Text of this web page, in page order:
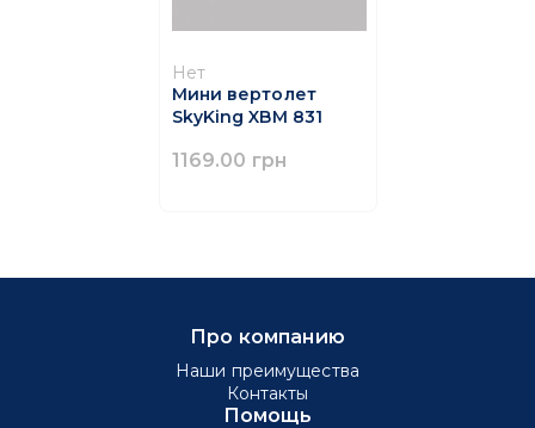
Нет
Мини вертолет
SkyKing XBM 831
1169.00 грн
Про компанию
Наши преимущества
Контакты
Помощь